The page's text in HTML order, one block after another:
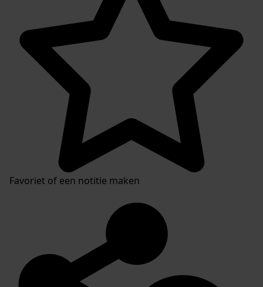
Favoriet of een notitie maken